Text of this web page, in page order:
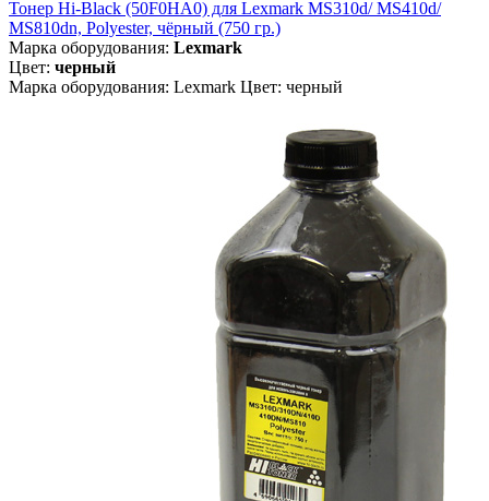
Тонер Hi-Black (50F0HA0) для Lexmark MS310d/ MS410d/
MS810dn, Polyester, чёрный (750 гр.)
Марка оборудования: Lexmark
Цвет: черный
Марка оборудования: Lexmark Цвет: черный